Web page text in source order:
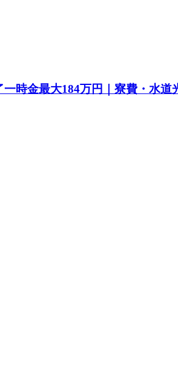
時金最大184万円｜寮費・水